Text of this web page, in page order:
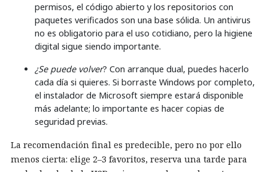
permisos, el código abierto y los repositorios con
paquetes verificados son una base sólida. Un antivirus
no es obligatorio para el uso cotidiano, pero la higiene
digital sigue siendo importante.
¿Se puede volver? Con arranque dual, puedes hacerlo
cada día si quieres. Si borraste Windows por completo,
el instalador de Microsoft siempre estará disponible
más adelante; lo importante es hacer copias de
seguridad previas.
La recomendación final es predecible, pero no por ello
menos cierta: elige 2–3 favoritos, reserva una tarde para